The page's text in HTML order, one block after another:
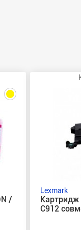
/
Lexmark
Картридж
C912